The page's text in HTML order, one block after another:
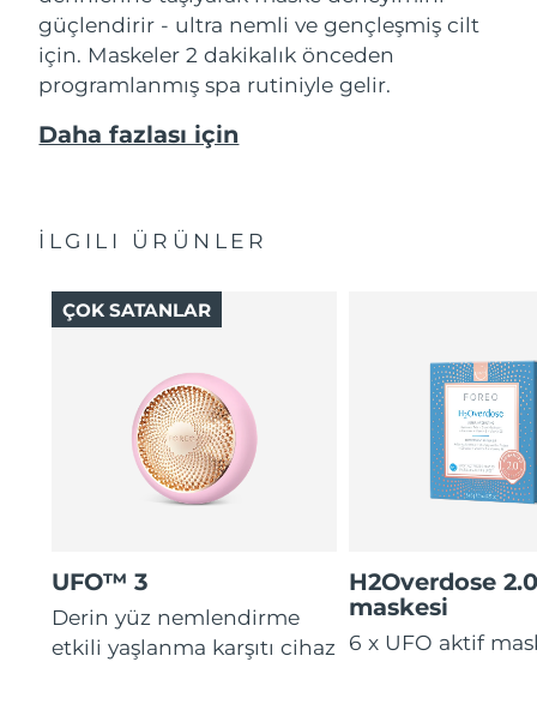
güçlendirir - ultra nemli ve gençleşmiş cilt
için. Maskeler 2 dakikalık önceden
programlanmış spa rutiniyle gelir.
Daha fazlası için
İLGILI ÜRÜNLER
UFO™ 3
Derin yüz nemlendirme
etkili yaşlanma karşıtı cihaz
ÇOK SATANLAR
H2Overdose
maskesi
6 x UFO aktif